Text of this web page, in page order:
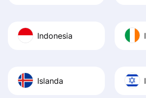
Indonesia
Islanda